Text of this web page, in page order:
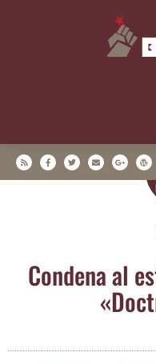
Con­de­na al